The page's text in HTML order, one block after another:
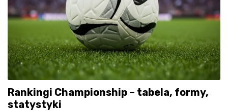
Rankingi Championship – tabela, formy,
statystyki